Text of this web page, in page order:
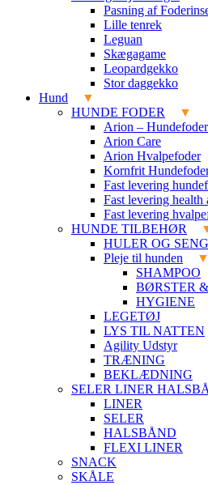
Pasning af
Lille tenrek
Leguan
Skægagame
Leopardgekko
Stor daggekko
Hund
HUNDE FODER
Arion – Hundefoder
Arion Care
Arion Hvalpefoder
Kornfrit
Fast levering
Fast levering health
Fast levering
HUNDE TILBEHØR
HULER OG
Pleje til hunden
SHAMPOO
BØRSTER
HYGIENE
LEGETØJ
LYS TIL NATTEN
Agility Udstyr
TRÆNING
BEKLÆDNING
SELER LINER
LINER
SELER
HALSBÅND
FLEXI LINER
SNACK
SKÅLE